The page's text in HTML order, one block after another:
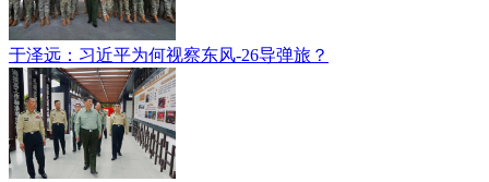
于泽远：习近平为何视察东风-26导弹旅？